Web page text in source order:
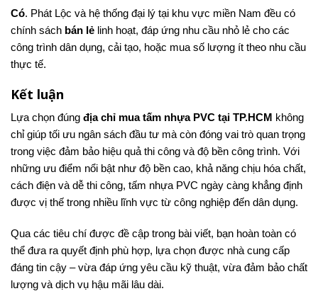
Có. Phát Lộc và hệ thống đại lý tại khu vực miền Nam đều có
chính sách bán lẻ linh hoạt, đáp ứng nhu cầu nhỏ lẻ cho các
công trình dân dụng, cải tạo, hoặc mua số lượng ít theo nhu cầu
thực tế.
Kết luận
Lựa chọn đúng địa chỉ mua tấm nhựa PVC tại TP.HCM không
chỉ giúp tối ưu ngân sách đầu tư mà còn đóng vai trò quan trọng
trong việc đảm bảo hiệu quả thi công và độ bền công trình. Với
những ưu điểm nổi bật như độ bền cao, khả năng chịu hóa chất,
cách điện và dễ thi công, tấm nhựa PVC ngày càng khẳng định
được vị thế trong nhiều lĩnh vực từ công nghiệp đến dân dụng.
Qua các tiêu chí được đề cập trong bài viết, bạn hoàn toàn có
thể đưa ra quyết định phù hợp, lựa chọn được nhà cung cấp
đáng tin cậy – vừa đáp ứng yêu cầu kỹ thuật, vừa đảm bảo chất
lượng và dịch vụ hậu mãi lâu dài.